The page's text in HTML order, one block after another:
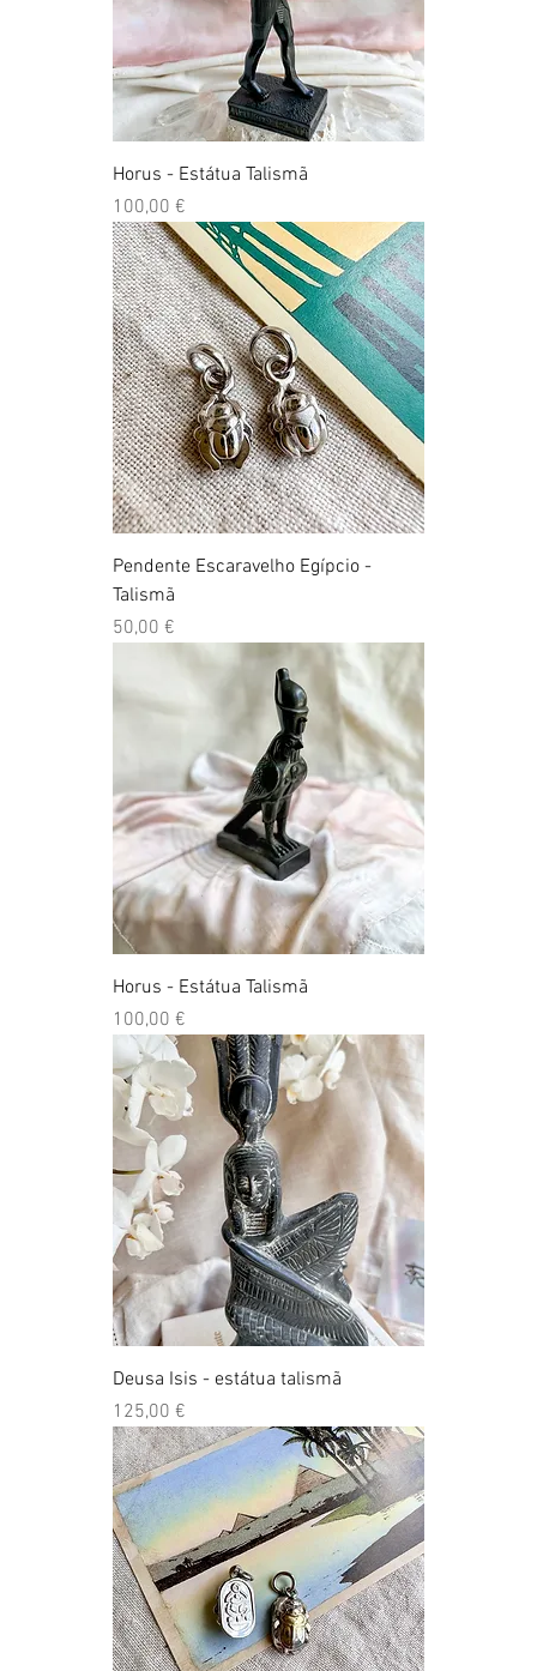
Horus - Estátua Talismã
Preço
100,00 €
Pendente Escaravelho Egípcio -
Talismã
Preço
50,00 €
Horus - Estátua Talismã
Preço
100,00 €
Deusa Isis - estátua talismã
Preço
125,00 €